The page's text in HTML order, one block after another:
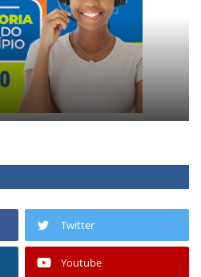
Twitter
Youtube